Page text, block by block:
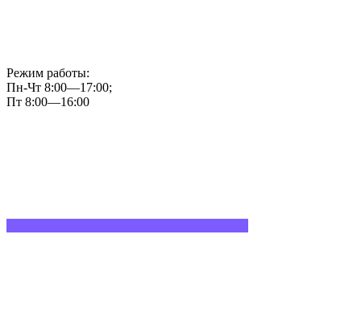
Режим работы:
Пн-Чт 8:00—17:00;
Пт 8:00—16:00